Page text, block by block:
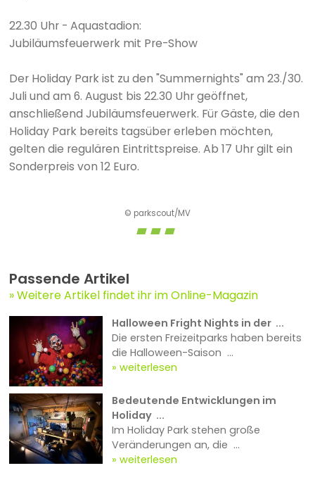
22.30 Uhr - Aquastadion:
Jubiläumsfeuerwerk mit Pre-Show
Der Holiday Park ist zu den "Summernights" am 23./30.
Juli und am 6. August bis 22.30 Uhr geöffnet,
anschließend Jubiläumsfeuerwerk. Für Gäste, die den
Holiday Park bereits tagsüber erleben möchten,
gelten die regulären Eintrittspreise. Ab 17 Uhr gilt ein
Sonderpreis von 12 Euro.
© parkscout/MV
Passende Artikel
Weitere Artikel findet ihr im Online-Magazin
Halloween Fright Nights in der ...
Die ersten Freizeitparks haben bereits
die Halloween-Saison ...
weiterlesen
Bedeutende Entwicklungen im
Holiday ...
Im Holiday Park stehen große
Veränderungen an, die ...
weiterlesen